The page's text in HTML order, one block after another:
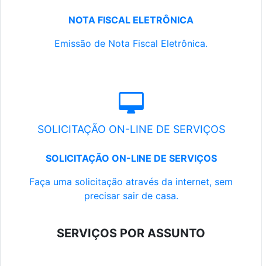
NOTA FISCAL ELETRÔNICA
Emissão de Nota Fiscal Eletrônica.
SOLICITAÇÃO ON-LINE DE SERVIÇOS
SOLICITAÇÃO ON-LINE DE SERVIÇOS
Faça uma solicitação através da internet, sem
precisar sair de casa.
SERVIÇOS POR ASSUNTO